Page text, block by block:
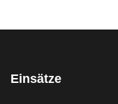
Einsätze